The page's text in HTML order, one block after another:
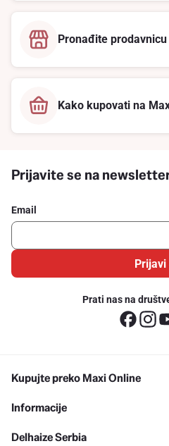
Pronađite prodavnicu
Kako kupovati na
Prijavite se na
Email
Prijavi
Prati nas na
Kupujte preko Maxi Online
Informacije
Delhaize Serbia